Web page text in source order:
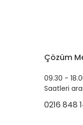
Çözüm
09.30 -
Saatleri
0216 848